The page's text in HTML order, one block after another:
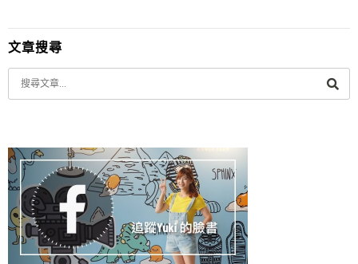
文章搜尋